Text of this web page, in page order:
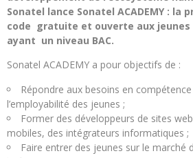
Sonatel lance Sonatel ACADEMY : la
code gratuite et ouverte aux jeunes
ayant un niveau BAC.
Sonatel ACADEMY a pour objectifs de :
Répondre aux besoins en
l’employabilité des jeunes ;
Former des développeurs de sites
mobiles, des intégrateurs informatiques ;
Faire entrer des jeunes sur le marché